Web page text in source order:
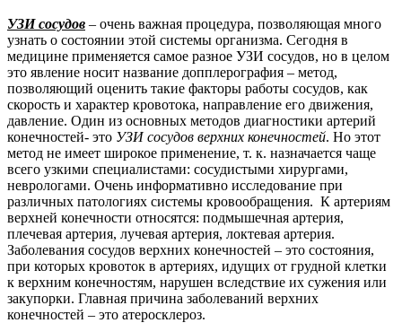
УЗИ сосудов – очень важная процедура, позволяющая много
узнать о состоянии этой системы организма. Сегодня в
медицине применяется самое разное УЗИ сосудов, но в целом
это явление носит название допплерография – метод,
позволяющий оценить такие факторы работы сосудов, как
скорость и характер кровотока, направление его движения,
давление. Один из основных методов диагностики артерий
конечностей- это УЗИ сосудов верхних конечностей. Но этот
метод не имеет широкое применение, т. к. назначается чаще
всего узкими специалистами: сосудистыми хирургами,
неврологами. Очень информативно исследование при
различных патологиях системы кровообращения. К артериям
верхней конечности относятся: подмышечная артерия,
плечевая артерия, лучевая артерия, локтевая артерия.
Заболевания сосудов верхних конечностей – это состояния,
при которых кровоток в артериях, идущих от грудной клетки
к верхним конечностям, нарушен вследствие их сужения или
закупорки. Главная причина заболеваний верхних
конечностей – это атеросклероз.